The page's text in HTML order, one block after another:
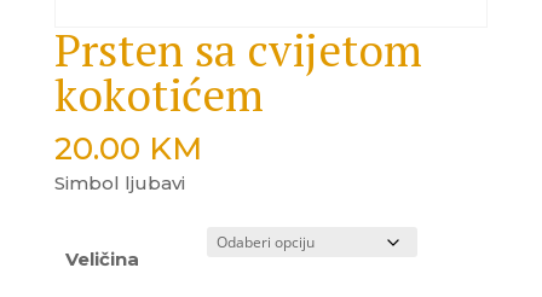
Prsten sa cvijetom
kokotićem
20.00 KM
Simbol ljubavi
Veličina